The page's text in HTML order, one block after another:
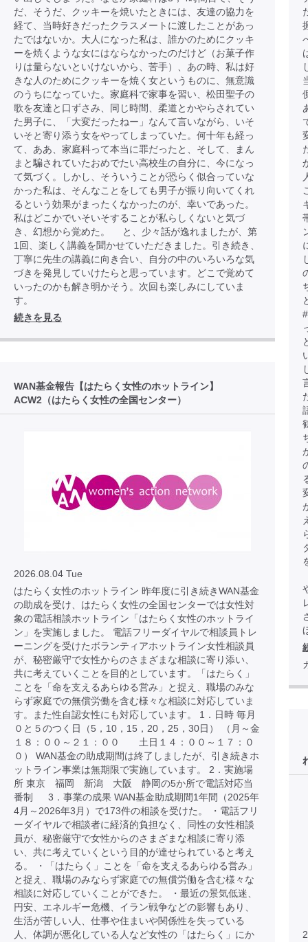
だ、そうだ、クッキーを焼いたときには、友達の協力を
経て、当時好きだったクラスメートに渡したことがあっ
たではないか。大人になった私は、誰かのためにクッキ
ーを焼くような女にはならなかったのだけど（お菓子作
りは量らないといけないから、苦手）、あの時、私は好
きな人のためにクッキーを焼く女というものに、無意識
のうちになっていた。家庭科で家事を習い、松田聖子の
歌を友達と口ずさみ、同じ時間、柔道とかやらされてい
た男子に、「大変だったねー」なんて言いながら、いそ
いそと寄り添う女をやってしまっていた。何十年も経っ
て、ああ、家庭科って本当に罪だったと、そして、まん
まと騙されていたおめでたい高校生の自分に、今になっ
て気づく。しかし、そういうことが恐らく似合っていな
かった私は、そんなことをしても男子が振り向いてくれ
るという効果がまったくなかったのが、幸いであった。
私はどこかでいそいそすることが私らしくないと気づ
き、幻想から覚めた。 と、少々話が逸れましたが、第
1回、楽しく講義を聞かせていただきました。引き続き、
丁寧に先生の講義に向き合い、自分の中のいろいろな気
づきを発見していけたらと思っています。どこで覚めて
いったのかも解き明かそう。次回も楽しみにしていま
す。
続きを見る
WAN基金報告【はたらく女性のホットライン】
ACW2（はたらく女性の全国センター）
2026.08.04 Tue
はたらく女性のホットライン 昨年度に引き続きWAN基金
の助成を受け、はたらく女性の全国センターでは女性対
象の電話相談ホットライン「はたらく女性のホットライ
ン」を実施しました。 電話フリーダイヤルで相談員トレ
ーニングを受けたボランティアホットライン女性相談員
が、秘密厳守で女性からのさまざまな相談に寄り添い、
共に考えていくことを目的としています。「はたらく」
ことを「命を支えるあらゆる営み」と捉え、職場のみな
らず家庭での無償労働を含む様々な相談に対応していま
す。また性自認女性にも対応しています。 1．日時 毎月
０と５のつく日（5，10，15，20，25，30日） （月～金
１８：００～２１：００ 土日１４：００～１７：０
０） WAN基金の助成期間は終了しましたが、引き続きホ
ットライン事業は無期限で実施しています。 2．実施場
所 東京 福岡 新潟 大阪 静岡の5か所で電話対応当
番制 3．事業の成果 WAN基金助成期間1年間（2025年
4月～2026年3月）で173件の相談を受けた。 ・電話フリ
ーダイヤルで相談者に経済的負担なく、同性の女性相談
員が、秘密厳守で女性からのさまざまな相談に寄り添
い、共に考えていくという目的が達せられていると考え
る。 ・「はたらく」ことを「命を支えるあらゆる営み」
と捉え、職場のみならず家庭での無償労働を含む様々な
相談に対応していくことができた。 ・最近の景気低迷、
円安、エネルギー危機、イラン戦争などの影響もあり、
生活が苦しい人、仕事や住まいや関係性を失っている
人、体調が悪化している人など女性の「はたらく」にか